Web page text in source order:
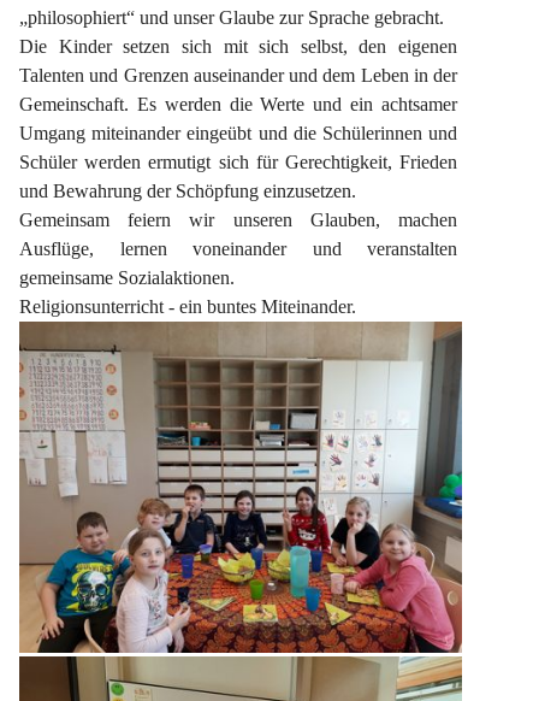
„philosophiert“ und unser Glaube zur Sprache gebracht.
Die Kinder setzen sich mit sich selbst, den eigenen
Talenten und Grenzen auseinander und dem Leben in der
Gemeinschaft. Es werden die Werte und ein achtsamer
Umgang miteinander eingeübt und die Schülerinnen und
Schüler werden ermutigt sich für Gerechtigkeit, Frieden
und Bewahrung der Schöpfung einzusetzen.
Gemeinsam feiern wir unseren Glauben, machen
Ausflüge, lernen voneinander und veranstalten
gemeinsame Sozialaktionen.
Religionsunterricht - ein buntes Miteinander.